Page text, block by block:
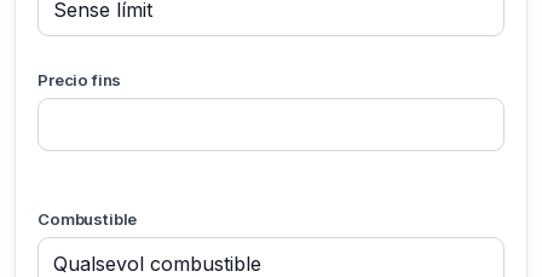
Precio fins
Combustible